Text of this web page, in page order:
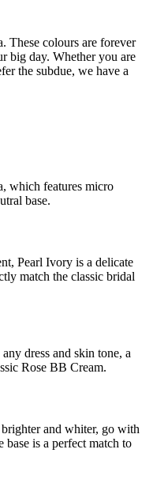
These colours are forever
big day. Whether you are
the subdue, we have a
which features micro
Pearl Ivory is a delicate
match the classic bridal
dress and skin tone, a
Rose BB Cream​​​​‌ ‍ ​‍​‍‌‍ ‌ ​‍‌‍‍‌‌‍‌ ‌‍‍‌‌‍ ‍​‍​‍​ ‍‍​‍​‍‌ ​ ‌‍​‌‌‍ ‍‌‍‍‌‌ ‌​‌ ‍‌​‍ ‍‌‍‍‌‌‍ ​‍​‍​‍ ​​‍​‍‌‍‍​‌ ​‍‌‍‌‌‌‍‌‍​‍​‍​ ‍‍​‍​‍‌‍‍​‌ ‌​‌ ‌​‌ ​​‌ ​ ​ ‍‍​‍ ​‍ ‌‍‌ ‌‍‌‌‌‍ ​‌‍​ ‌‍​‌‌ ​‍‌‍‌‌​‍ ‍‌ ​ ‌‍​‌‌‍ ‍‌‍‍‌‌ ‌​‌ ‍‌​‍ ‍‌ ​ ‌ ‌​‌ ‌‌‌‍‌​‌‍‍‌‌‍ ​‍ ‌‍‍‌‌‍ ‍‌ ‌​‌‍‌‌‌‍ ‍‌ ‌​​‍ ‌‍‌‌‌‍‌​‌‍‍‌‌ ‌​​‍ ‌‍ ‌‌‍ ‌‍‌​‌‍‌‌​ ‌‌ ​​‌ ​‍‌‍‌‌‌ ​ ‌‍‌‌‌‍ ‍‌ ‌​‌‍​‌‌ ‌​‌‍‍‌‌‍ ‌‍ ‍​ ‍ ‌‍‍‌‌‍‌​​ ‌​ ​ ‌‍‌‌​ ‌‍‌‍‌‌​ ‌ ​ ​​​ ‌ ​ ‌ ​‍ ‌​ ​​‌‍​ ​ ‌ ​ ​‌​‍ ‌​ ‌​​ ​ ​ ​‌​ ‍‌​‍ ‌​ ‍‌‌‍‌​​ ​‌‌‍​ ​‍ ‌‌‍​‌‌‍​ ‌‍‌‍‌‍‌‍​ ‌ ‌‍​ ​ ‌‍​ ‌‌​ ‌​‌‍​‍‌‍‌​​ ​​​ ‍ ‌ ‌​‌ ‍‌‌ ​​‌‍‌‌​ ‌‌‍​‌‌ ​‍‌ ‌​‌‍‍‌‌‍​ ‌‍ ​‌‍‌‌​ ‍ ‌ ​​‌‍​‌‌ ‌​‌‍‍​​ ‌‌‍​‍‌‍ ‌‍‌​‌ ‍‌​‍‌‌​ ‌‌‌​​‍‌‌ ‌‍‍ ‌‍‌‌‌ ‍‌​‍‌‌​ ​ ‌​‌​​‍‌‌​ ​ ‌​‌​​‍‌‌​ ​‍​ ​‍‌‍​ ‌‍​‌​ ​​​ ‍‌​ ​‌​ ​ ‌‍‌​‌‍‌‍​ ​‍​ ‌‌​ ‌‌​ ‍‌​‍‌‌​ ​‍​ ​‍​‍‌‌​ ‌‌‌​‌​​‍ ‍‌ ​ ‌ ‌​‌‍‌‌‌ ​​‌ ​ ​‍‌‌​ ‌‌‌​​‍‌‌ ‌‍‍ ‌‍‌‌‌ ‍‌​‍‌‌​ ​ ‌​‌​​‍‌‌​ ​ ‌​‌​​‍‌‌​ ​‍​ ​‍​ ​‌​ ​‍‌‍​ ​ ‍​​ ​‍‌‍‌​‌‍‌‍​ ‌‍​ ​‌​ ‌‌​ ‌ ​ ​‌​‍‌‌​ ​‍​ ​‍​‍‌‌​ ‌‌‌​‌​​‍ ‍‌‍​‍‌‍ ‌‍‌​‌ ‍‌​‍‌‌​ ‌‌‌​​‍‌‌ ‌‍‍ ‌‍‌‌‌ ‍‌​‍‌‌​ ​ ‌​‌​​‍‌‌​ ​ ‌​‌​​‍‌‌​ ​‍​ ​‍​ ​ ​ ‌​​ ‌‌‌‍‌‍‌‍‌‌‌‍‌‍‌‍​‌‌‍‌​​ ‌​‌‍​‌‌‍‌‌​ ‌‍​‍‌‌​ ​‍​ ​‍​‍‌‌​ ‌‌‌​‌​​‍ ‍‌‍​ ‌‍‍​‌‍‍‌‌‍ ​‌‍‌​‌ ​‍‌‍‌‌‌‍ ‍​‍‌‌​ ‌‌‌​​‍‌‌ ‌‍‍ ‌‍‌‌‌ ‍‌​‍‌‌​ ​ ‌​‌​​‍‌‌​ ​ ‌​‌​​‍‌‌​ ​‍​ ​‍‌‍​‍‌‍​‍​ ‌ ​ ‍​​ ​​​ ‌‍​ ​​​ ​ ‌‍​ ​ ​ ​ ‌‌​ ​‌​‍‌‌​ ​‍​ ​‍​‍‌‌​ ‌‌‌​‌​​‍ ‍‌ ‌​‌‍‌‌‌ ‍​‌ ‌​​ ‌‍​‍‌‍​‌‌ ​ ‌‍‌‌‌‌‌‌‌ ​‍‌‍ ​​ ‌‌‍‍​‌ ‌​‌ ‌​‌ ​​‌ ​ ​‍‌‌​ ​ ‌​​‌​‍‌‌​ ​‍‌​‌‍​‍‌‌​ ​‍‌​‌‍‌‍‌ ‌‍‌‌‌‍ ​‌‍​ ‌‍​‌‌ ​‍‌‍‌‌​‍ ‍‌ ​ ‌‍​‌‌‍ ‍‌‍‍‌‌ ‌​‌ ‍‌​‍ ‍‌ ​ ‌ ‌​‌ ‌‌‌‍‌​‌‍‍‌‌‍ ​‍‌‍‌‍‍‌‌‍‌​​ ‌​ ​ ‌‍‌‌​ ‌‍‌‍‌‌​ ‌ ​ ​​​ ‌ ​ ‌ ​‍ ‌​ ​​‌‍​ ​ ‌ ​ ​‌​‍ ‌​ ‌​​ ​ ​ ​‌​ ‍‌​‍ ‌​ ‍‌‌‍‌​​ ​‌‌‍​ ​‍ ‌‌‍​‌‌‍​ ‌‍‌‍‌‍‌‍​ ‌ ‌‍​ ​ ‌‍​ ‌‌​ ‌​‌‍​‍‌‍‌​​ ​​​‍‌‍‌ ‌​‌ ‍‌‌ ​​‌‍‌‌​ ‌‌‍​‌‌ ​‍‌ ‌​‌‍‍‌‌‍​ ‌‍ ​‌‍‌‌​‍‌‍‌ ​​‌‍​‌‌ ‌​‌‍‍​​ ‌‌‍​‍‌‍ ‌‍‌​‌ ‍‌​‍‌‌​ ‌‌‌​​‍‌‌ ‌‍‍ ‌‍‌‌‌ ‍‌​‍‌‌​ ​ ‌​‌​​‍‌‌​ ​ ‌​‌​​‍‌‌​ ​‍​ ​‍‌‍​ ‌‍​‌​ ​​​ ‍‌​ ​‌​ ​ ‌‍‌​‌‍‌‍​ ​‍​ ‌‌​ ‌‌​ ‍‌​‍‌‌​ ​‍​ ​‍​‍‌‌​ ‌‌‌​‌​​‍ ‍‌ ​ ‌ ‌​‌‍‌‌‌ ​​‌ ​ ​‍‌‌​ ‌‌‌​​‍‌‌ ‌‍‍ ‌‍‌‌‌ ‍‌​‍‌‌​ ​ ‌​‌​​‍‌‌​ ​ ‌​‌​​‍‌‌​ ​‍​ ​‍​ ​‌​ ​‍‌‍​ ​ ‍​​ ​‍‌‍‌​‌‍‌‍​ ‌‍​ ​‌​ ‌‌​ ‌ ​ ​‌​‍‌‌​ ​‍​ ​‍​‍‌‌​ ‌‌‌​‌​​‍ ‍‌‍​‍‌‍ ‌‍‌​‌ ‍‌​‍‌‌​ ‌‌‌​​‍‌‌ ‌‍‍ ‌‍‌‌‌ ‍‌​‍‌‌​ ​ ‌​‌​​‍‌‌​ ​ ‌​‌​​‍‌‌​ ​‍​ ​‍​ ​ ​ ‌​​ ‌‌‌‍‌‍‌‍‌‌‌‍‌‍‌‍​‌‌‍‌​​ ‌​‌‍​‌‌‍‌‌​ ‌‍​‍‌‌​ ​‍​ ​‍​‍‌‌​ ‌‌‌​‌​​‍ ‍‌‍​ ‌‍‍​‌‍‍‌‌‍ ​‌‍‌​‌ ​‍‌‍‌‌‌‍ ‍​‍‌‌​ ‌‌‌​​‍‌‌ ‌‍‍ ‌‍‌‌‌ ‍‌​‍‌‌​ ​ ‌​‌​​‍‌‌​ ​ ‌​‌​​‍‌‌​ ​‍​ ​‍‌‍​‍‌‍​‍​ ‌ ​ ‍​​ ​​​ ‌‍​ ​​​ ​ ‌‍​ ​ ​ ​ ‌‌​ ​‌​‍‌‌​ ​‍​ ​‍​‍‌‌​ ‌‌‌​‌​​‍ ‍‌ ‌​‌‍‌‌‌ ‍​‌ ‌​​‍‌‍‌ ​​‌‍‌‌‌ ​‍‌ ​ ‌ ​​‌‍‌‌‌‍​ ‌ ‌​‌‍‍‌‌ ‌‍‌‍‌‌​ ‌‌ ​​‌ ‌‌‌‍​‍‌‍ ​‌‍‍‌‌ ​ ‌‍‍​‌‍‌‌‌‍‌​​‍​‍‌ ‌.​​​​‌ ‍ ​‍​‍‌‍ ‌ ​‍‌‍‍‌‌‍‌ ‌‍‍‌‌‍ ‍​‍​‍​ ‍‍​‍​‍‌ ​ ‌‍​‌‌‍ ‍‌‍‍‌‌ ‌​‌ ‍‌​‍ ‍‌‍‍‌‌‍ ​‍​‍​‍ ​​‍​‍‌‍‍​‌ ​‍‌‍‌‌‌‍‌‍​‍​‍​ ‍‍​‍​‍‌‍‍​‌ ‌​‌ ‌​‌ ​​‌ ​ ​ ‍‍​‍ ​‍ ‌‍‌ ‌‍‌‌‌‍ ​‌‍​ ‌‍​‌‌ ​‍‌‍‌‌​‍ ‍‌ ​ ‌‍​‌‌‍ ‍‌‍‍‌‌ ‌​‌ ‍‌​‍ ‍‌ ​ ‌ ‌​‌ ‌‌‌‍‌​‌‍‍‌‌‍ ​‍ ‌‍‍‌‌‍ ‍‌ ‌​‌‍‌‌‌‍ ‍‌ ‌​​‍ ‌‍‌‌‌‍‌​‌‍‍‌‌ ‌​​‍ ‌‍ ‌‌‍ ‌‍‌​‌‍‌‌​ ‌‌ ​​‌ ​‍‌‍‌‌‌ ​ ‌‍‌‌‌‍ ‍‌ ‌​‌‍​‌‌ ‌​‌‍‍‌‌‍ ‌‍ ‍​ ‍ ‌‍‍‌‌‍‌​​ ‌​ ​ ‌‍‌‌​ ‌‍‌‍‌‌​ ‌ ​ ​​​ ‌ ​ ‌ ​‍ ‌​ ​​‌‍​ ​ ‌ ​ ​‌​‍ ‌​ ‌​​ ​ ​ ​‌​ ‍‌​‍ ‌​ ‍‌‌‍‌​​ ​‌‌‍​ ​‍ ‌‌‍​‌‌‍​ ‌‍‌‍‌‍‌‍​ ‌ ‌‍​ ​ ‌‍​ ‌‌​ ‌​‌‍​‍‌‍‌​​ ​​​ ‍ ‌ ‌​‌ ‍‌‌ ​​‌‍‌‌​ ‌‌‍​‌‌ ​‍‌ ‌​‌‍‍‌‌‍​ ‌‍ ​‌‍‌‌​ ‍ ‌ ​​‌‍​‌‌ ‌​‌‍‍​​ ‌‌‍​‍‌‍ ‌‍‌​‌ ‍‌​‍‌‌​ ‌‌‌​​‍‌‌ ‌‍‍ ‌‍‌‌‌ ‍‌​‍‌‌​ ​ ‌​‌​​‍‌‌​ ​ ‌​‌​​‍‌‌​ ​‍​ ​‍‌‍​ ‌‍​‌​ ​​​ ‍‌​ ​‌​ ​ ‌‍‌​‌‍‌‍​ ​‍​ ‌‌​ ‌‌​ ‍‌​‍‌‌​ ​‍​ ​‍​‍‌‌​ ‌‌‌​‌​​‍ ‍‌ ​ ‌ ‌​‌‍‌‌‌ ​​‌ ​ ​‍‌‌​ ‌‌‌​​‍‌‌ ‌‍‍ ‌‍‌‌‌ ‍‌​‍‌‌​ ​ ‌​‌​​‍‌‌​ ​ ‌​‌​​‍‌‌​ ​‍​ ​‍​ ​‌​ ​‍‌‍​ ​ ‍​​ ​‍‌‍‌​‌‍‌‍​ ‌‍​ ​‌​ ‌‌​ ‌ ​ ​‌​‍‌‌​ ​‍​ ​‍​‍‌‌​ ‌‌‌​‌​​‍ ‍‌‍​‍‌‍ ‌‍‌​‌ ‍‌​‍‌‌​ ‌‌‌​​‍‌‌ ‌‍‍ ‌‍‌‌‌ ‍‌​‍‌‌​ ​ ‌​‌​​‍‌‌​ ​ ‌​‌​​‍‌‌​ ​‍​ ​‍​ ​ ​ ‌​​ ‌‌‌‍‌‍‌‍‌‌‌‍‌‍‌‍​‌‌‍‌​​ ‌​‌‍​‌‌‍‌‌​ ‌‍​‍‌‌​ ​‍​ ​‍​‍‌‌​ ‌‌‌​‌​​‍ ‍‌‍​ ‌‍‍​‌‍‍‌‌‍ ​‌‍‌​‌ ​‍‌‍‌‌‌‍ ‍​‍‌‌​ ‌‌‌​​‍‌‌ ‌‍‍ ‌‍‌‌‌ ‍‌​‍‌‌​ ​ ‌​‌​​‍‌‌​ ​ ‌​‌​​‍‌‌​ ​‍​ ​‍‌‍​‍‌‍​‌‌‍‌‍‌‍‌‍​ ‌‍‌‍​‍‌‍‌​​ ‌​​ ‌ ​ ​‍‌‍‌‍‌‍​‍​‍‌‌​ ​‍​ ​‍​‍‌‌​ ‌‌‌​‌​​‍ ‍‌ ‌​‌‍‌‌‌ ‍​‌ ‌​​ ‌‍​‍‌‍​‌‌ ​ ‌‍‌‌‌‌‌‌‌ ​‍‌‍ ​​ ‌‌‍‍​‌ ‌​‌ ‌​‌ ​​‌ ​ ​‍‌‌​ ​ ‌​​‌​‍‌‌​ ​‍‌​‌‍​‍‌‌​ ​‍‌​‌‍‌‍‌ ‌‍‌‌‌‍ ​‌‍​ ‌‍​‌‌ ​‍‌‍‌‌​‍ ‍‌ ​ ‌‍​‌‌‍ ‍‌‍‍‌‌ ‌​‌ ‍‌​‍ ‍‌ ​ ‌ ‌​‌ ‌‌‌‍‌​‌‍‍‌‌‍ ​‍‌‍‌‍‍‌‌‍‌​​ ‌​ ​ ‌‍‌‌​ ‌‍‌‍‌‌​ ‌ ​ ​​​ ‌ ​ ‌ ​‍ ‌​ ​​‌‍​ ​ ‌ ​ ​‌​‍ ‌​ ‌​​ ​ ​ ​‌​ ‍‌​‍ ‌​ ‍‌‌‍‌​​ ​‌‌‍​ ​‍ ‌‌‍​‌‌‍​ ‌‍‌‍‌‍‌‍​ ‌ ‌‍​ ​ ‌‍​ ‌‌​ ‌​‌‍​‍‌‍‌​​ ​​​‍‌‍‌ ‌​‌ ‍‌‌ ​​‌‍‌‌​ ‌‌‍​‌‌ ​‍‌ ‌​‌‍‍‌‌‍​ ‌‍ ​‌‍‌‌​‍‌‍‌ ​​‌‍​‌‌ ‌​‌‍‍​​ ‌‌‍​‍‌‍ ‌‍‌​‌ ‍‌​‍‌‌​ ‌‌‌​​‍‌‌ ‌‍‍ ‌‍‌‌‌ ‍‌​‍‌‌​ ​ ‌​‌​​‍‌‌​ ​ ‌​‌​​‍‌‌​ ​‍​ ​‍‌‍​ ‌‍​‌​ ​​​ ‍‌​ ​‌​ ​ ‌‍‌​‌‍‌‍​ ​‍​ ‌‌​ ‌‌​ ‍‌​‍‌‌​ ​‍​ ​‍​‍‌‌​ ‌‌‌​‌​​‍ ‍‌ ​ ‌ ‌​‌‍‌‌‌ ​​‌ ​ ​‍‌‌​ ‌‌‌​​‍‌‌ ‌‍‍ ‌‍‌‌‌ ‍‌​‍‌‌​ ​ ‌​‌​​‍‌‌​ ​ ‌​‌​​‍‌‌​ ​‍​ ​‍​ ​‌​ ​‍‌‍​ ​ ‍​​ ​‍‌‍‌​‌‍‌‍​ ‌‍​ ​‌​ ‌‌​ ‌ ​ ​‌​‍‌‌​ ​‍​ ​‍​‍‌‌​ ‌‌‌​‌​​‍ ‍‌‍​‍‌‍ ‌‍‌​‌ ‍‌​‍‌‌​ ‌‌‌​​‍‌‌ ‌‍‍ ‌‍‌‌‌ ‍‌​‍‌‌​ ​ ‌​‌​​‍‌‌​ ​ ‌​‌​​‍‌‌​ ​‍​ ​‍​ ​ ​ ‌​​ ‌‌‌‍‌‍‌‍‌‌‌‍‌‍‌‍​‌‌‍‌​​ ‌​‌‍​‌‌‍‌‌​ ‌‍​‍‌‌​ ​‍​ ​‍​‍‌‌​ ‌‌‌​‌​​‍ ‍‌‍​ ‌‍‍​‌‍‍‌‌‍ ​‌‍‌​‌ ​‍‌‍‌‌‌‍ ‍​‍‌‌​ ‌‌‌​​‍‌‌ ‌‍‍ ‌‍‌‌‌ ‍‌​‍‌‌​ ​ ‌​‌​​‍‌‌​ ​ ‌​‌​​‍‌‌​ ​‍​ ​‍‌‍​‍‌‍​‌‌‍‌‍‌‍‌‍​ ‌‍‌‍​‍‌‍‌​​ ‌​​ ‌ ​ ​‍‌‍‌‍‌‍​‍​‍‌‌​ ​‍​ ​‍​‍‌‌​ ‌‌‌​‌​​‍ ‍‌ ‌​‌‍‌‌‌ ‍​‌ ‌​​‍‌‍‌ ​​‌‍‌‌‌ ​‍‌ ​ ‌ ​​‌‍‌‌‌‍​ ‌ ‌​‌‍‍‌‌ ‌‍‌‍‌‌​ ‌‌ ​​‌ ‌‌‌‍​‍‌‍ ​‌‍‍‌‌ ​ ‌‍‍​‌‍‌‌‌‍‌​​‍​‍‌ ‌
and whiter, go with
is a perfect match to